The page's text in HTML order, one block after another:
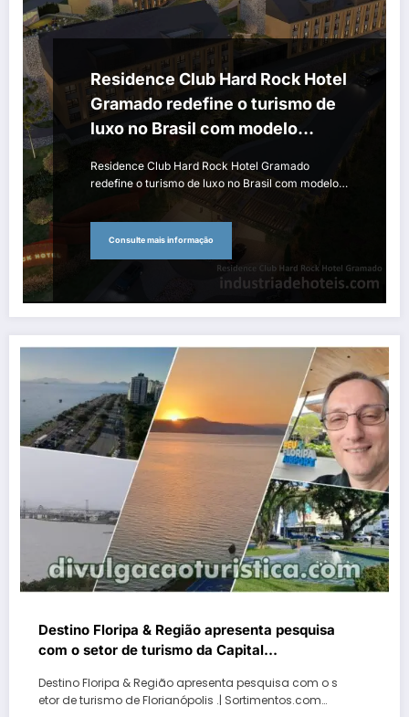
Residence Club Hard Rock Hotel
Gramado redefine o turismo de
luxo no Brasil com modelo
pioneiro de branded residence e
âncora de entretenimento
Residence Club Hard Rock Hotel Gramado
redefine o turismo de luxo no Brasil com modelo…
Consulte mais informação
Destino Floripa & Região apresenta pesquisa
com o setor de turismo da Capital
Destino Floripa & Região apresenta pesquisa com o s
etor de turismo de Florianópolis .| Sortimentos.com…